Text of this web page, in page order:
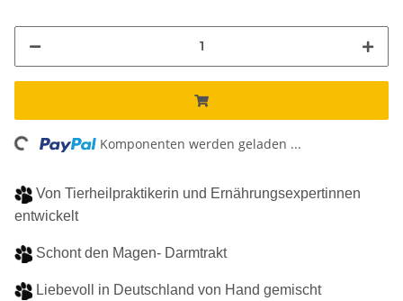
Loading... Komponenten werden geladen ...
Von Tierheilpraktikerin und Ernährungsexpertinnen
entwickelt
Schont den Magen- Darmtrakt
Liebevoll in Deutschland von Hand gemischt